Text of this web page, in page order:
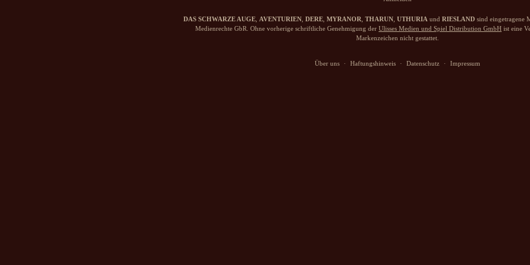
DAS SCHWARZE AUGE, AVENTURIEN, DERE, MYRANOR THARUN, UTHURIA und RIESLANDsind eingetragene
Medienrechte GbR. Ohne vorherige schriftliche Genehmigung der Ulisses Medien und Spiel Distribution GmbH ist eine
Markenzeichen nicht gestattet.
Über uns · Haftungshinweis · Datenschutz · Impressum